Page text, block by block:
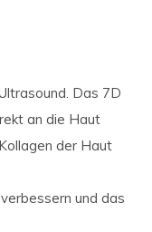
Das 7D
an die Haut
der Haut
und das